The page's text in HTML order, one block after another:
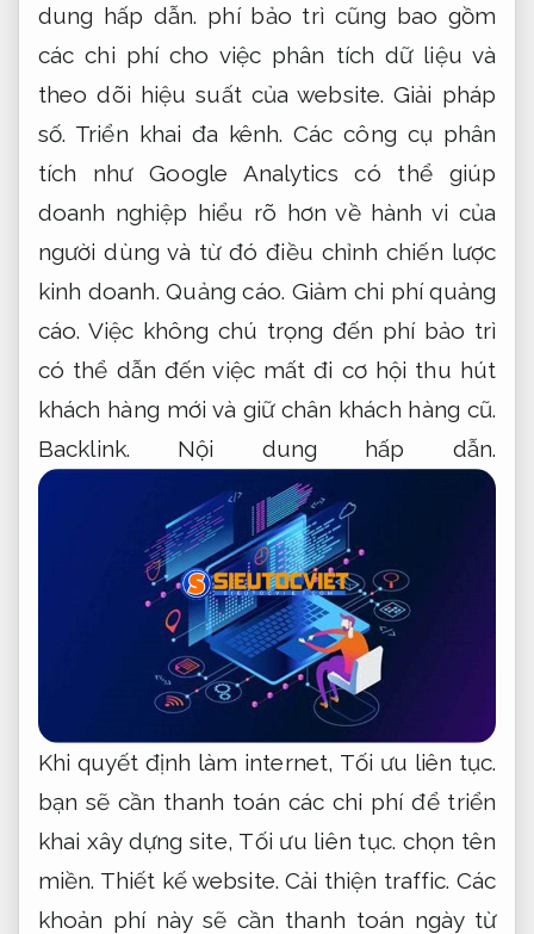
dung hấp dẫn. phí bảo trì cũng bao gồm
các chi phí cho việc phân tích dữ liệu và
theo dõi hiệu suất của website.Giải pháp
số. Triển khai đa kênh. Các công cụ phân
tích như Google Analytics có thể giúp
doanh nghiệp hiểu rõ hơn về hành vi của
người dùng và từ đó điều chỉnh chiến lược
kinh doanh.Quảng cáo. Giảm chi phí quảng
cáo. Việc không chú trọng đến phí bảo trì
có thể dẫn đến việc mất đi cơ hội thu hút
khách hàng mới và giữ chân khách hàng cũ.
Backlink.
Nội dung hấp dẫn.
Khi quyết định làm internet, Tối ưu liên tục.
bạn sẽ cần thanh toán các chi phí để triển
khai xây dựng site, Tối ưu liên tục. chọn tên
miền. Thiết kế website. Cải thiện traffic. Các
khoản phí này sẽ cần thanh toán ngày từ